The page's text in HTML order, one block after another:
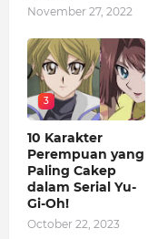
November 27, 2022
3
10 Karakter
Perempuan yang
Paling Cakep
dalam Serial Yu-
Gi-Oh!
October 22, 2023